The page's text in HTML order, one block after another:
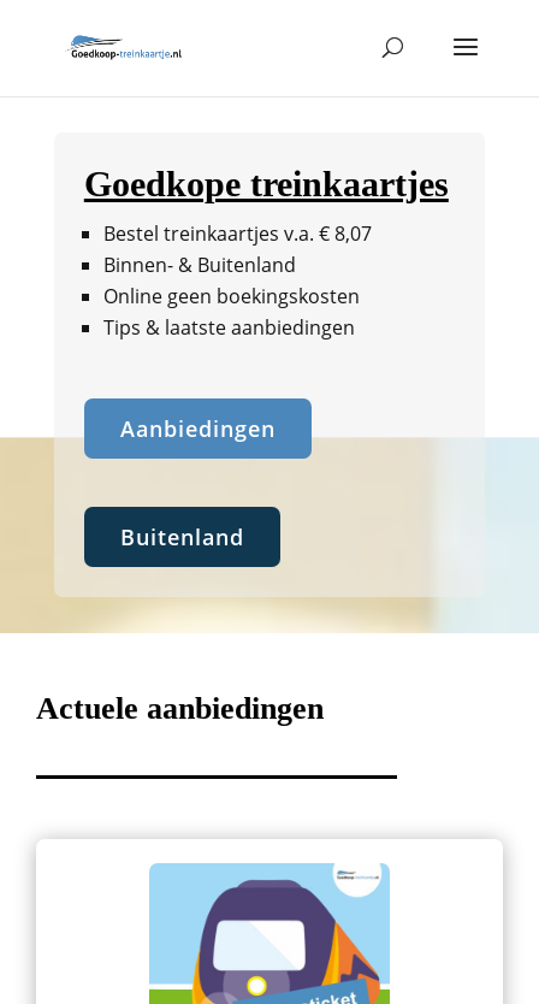
Goedkope treinkaartjes
Bestel treinkaartjes v.a. € 8,07
Binnen- & Buitenland
Online geen boekingskosten
Tips & laatste aanbiedingen
Aanbiedingen
Buitenland
Actuele aanbiedingen